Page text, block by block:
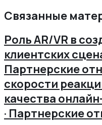
Связанные
Роль AR/VR в
клиентских
Партнерские
скорости
качества
· Партнерские